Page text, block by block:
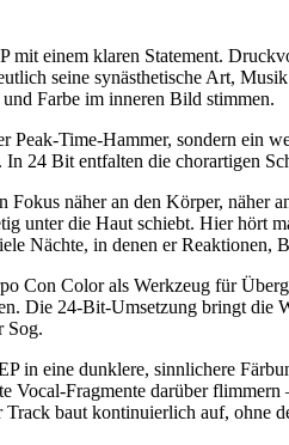
mit einem klaren Statement.
seine synästhetische Art,
Farbe im inneren Bild stimmen.
Peak-Time-Hammer, sondern ein
24 Bit entfalten die chorartigen
Fokus näher an den Körper, näher
unter die Haut schiebt. Hier hört
Nächte, in denen er Reaktionen,
Con Color als Werkzeug für
Die 24-Bit-Umsetzung bringt die
Sog.
in eine dunklere, sinnlichere
Vocal-Fragmente darüber
Track baut kontinuierlich auf, ohne